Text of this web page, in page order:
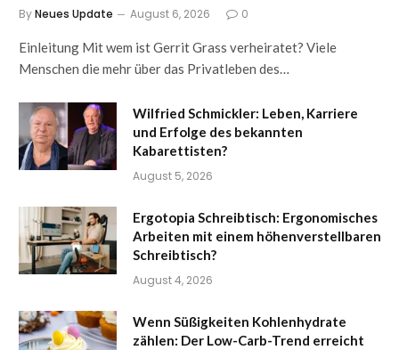
ByNeues Update August 6, 2026 0
Einleitung Mit wem ist Gerrit Grass verheiratet? Viele
Menschen die mehr über das Privatleben des…
Wilfried Schmickler: Leben, Karriere
und Erfolge des bekannten
Kabarettisten?
August 5, 2026
Ergotopia Schreibtisch: Ergonomisches
Arbeiten mit einem höhenverstellbaren
Schreibtisch?
August 4, 2026
Wenn Süßigkeiten Kohlenhydrate
zählen: Der Low-Carb-Trend erreicht